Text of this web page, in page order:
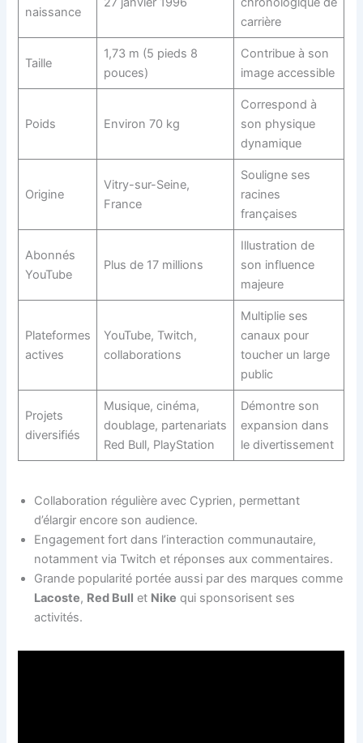
naissance
carrière
Taille
1,73 m (5 pieds 8
pouces)
Contribue à son
image accessible
Poids Environ 70 kg
Correspond à
son physique
dynamique
Origine
Vitry-sur-Seine,
France
Souligne ses
racines
françaises
Abonnés
YouTube
Plus de 17 millions
Illustration de
son influence
majeure
Plateformes
actives
YouTube, Twitch,
collaborations
Multiplie ses
canaux pour
toucher un large
public
Projets
diversifiés
Musique, cinéma,
doublage, partenariats
Red Bull, PlayStation
Démontre son
expansion dans
le divertissement
Collaboration régulière avec Cyprien, permettant
d’élargir encore son audience.
Engagement fort dans l’interaction communautaire,
notamment via Twitch et réponses aux commentaires.
Grande popularité portée aussi par des marques comme
Lacoste, Red Bull et Nike qui sponsorisent ses
activités.